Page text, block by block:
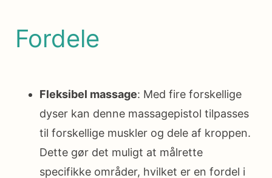
Fordele
Fleksibel massage: Med fire forskellige
dyser kan denne massagepistol tilpasses
til forskellige muskler og dele af kroppen.
Dette gør det muligt at målrette
specifikke områder, hvilket er en fordel i